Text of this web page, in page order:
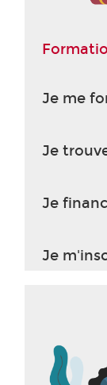
Je me
Je
Je
Je